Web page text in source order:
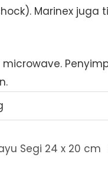
Marinex juga